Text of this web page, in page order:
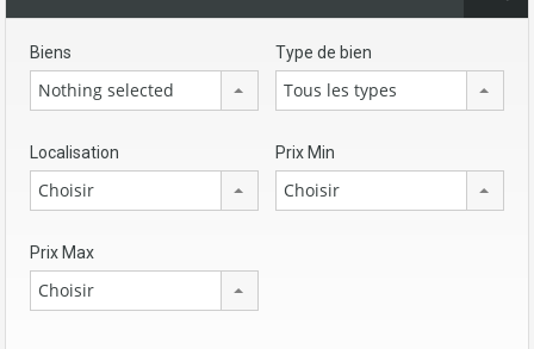
Biens
Nothing selected
Type de bien
Tous les types
Localisation
Choisir
Prix Min
Choisir
Prix Max
Choisir